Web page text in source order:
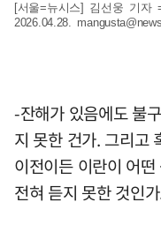
[서울=뉴시스] 김선웅 기자
2026.04.28.
-잔해가 있음에도 불
지 못한 건가. 그리고
이전이든 이란이 어
전혀 듣지 못한 것인